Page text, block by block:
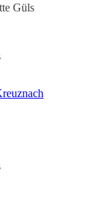
Güls